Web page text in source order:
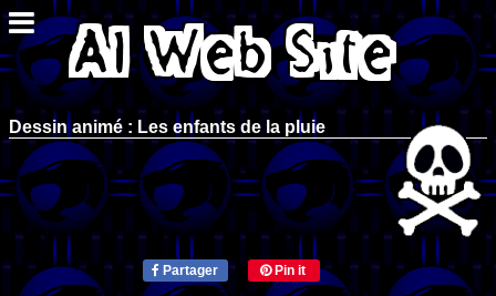
Dessin animé : Les enfants de la pluie
Partager Pin it